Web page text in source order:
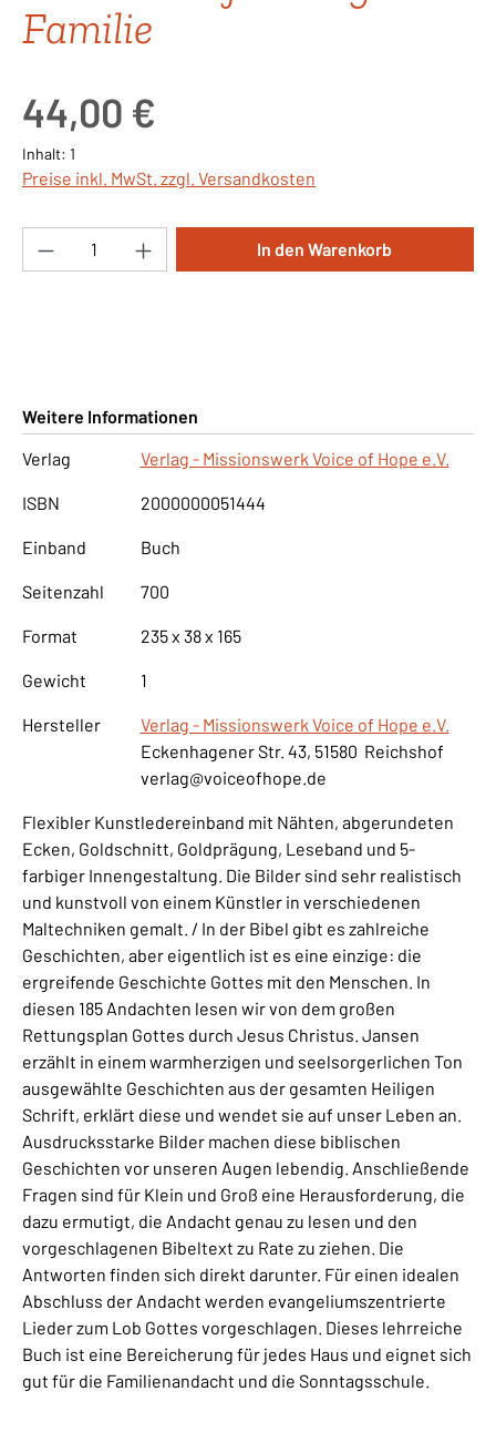
Familie
44,00 €
Inhalt: 1
Preise inkl. MwSt. zzgl. Versandkosten
Produkt Anzahl: Gib den gewünschten
In den Warenkorb
Weitere Informationen
Verlag
Verlag - Missionswerk Voice of Hope e.V.
ISBN 2000000051444
Einband Buch
Seitenzahl 700
Format 235 x 38 x 165
Gewicht 1
Hersteller
Verlag - Missionswerk Voice of Hope e.V.
Eckenhagener Str. 43, 51580 Reichshof
verlag@voiceofhope.de
Flexibler Kunstledereinband mit Nähten, abgerundeten
Ecken, Goldschnitt, Goldprägung, Leseband und 5-
farbiger Innengestaltung. Die Bilder sind sehr realistisch
und kunstvoll von einem Künstler in verschiedenen
Maltechniken gemalt. / In der Bibel gibt es zahlreiche
Geschichten, aber eigentlich ist es eine einzige: die
ergreifende Geschichte Gottes mit den Menschen. In
diesen 185 Andachten lesen wir von dem großen
Rettungsplan Gottes durch Jesus Christus. Jansen
erzählt in einem warmherzigen und seelsorgerlichen Ton
ausgewählte Geschichten aus der gesamten Heiligen
Schrift, erklärt diese und wendet sie auf unser Leben an.
Ausdrucksstarke Bilder machen diese biblischen
Geschichten vor unseren Augen lebendig. Anschließende
Fragen sind für Klein und Groß eine Herausforderung, die
dazu ermutigt, die Andacht genau zu lesen und den
vorgeschlagenen Bibeltext zu Rate zu ziehen. Die
Antworten finden sich direkt darunter. Für einen idealen
Abschluss der Andacht werden evangeliumszentrierte
Lieder zum Lob Gottes vorgeschlagen. Dieses lehrreiche
Buch ist eine Bereicherung für jedes Haus und eignet sich
gut für die Familienandacht und die Sonntagsschule.